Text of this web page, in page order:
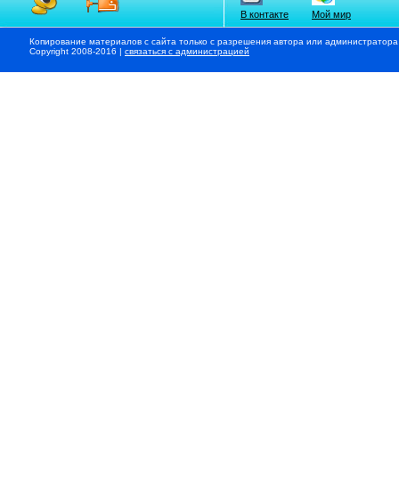
В контакте Мой мир
Копирование материалов с сайта только с разрешения автора или
Copyright 2008-2016 | связаться с администрацией